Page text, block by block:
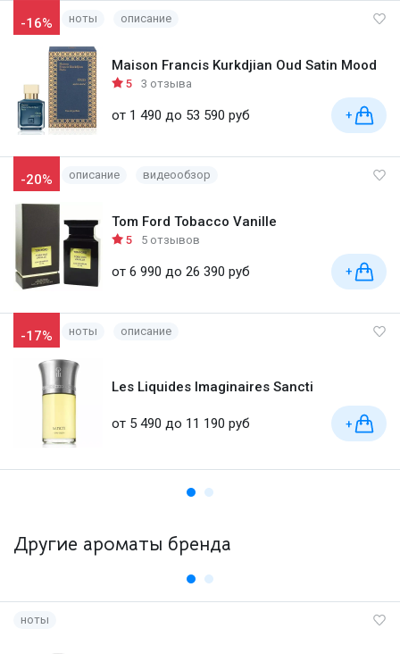
-16% ноты описание
Maison Francis Kurkdjian Oud Satin Mood
5 3 отзыва
от 1 490 до 53 590 руб +
-20% описание видеообзор
Tom Ford Tobacco Vanille
5 5 отзывов
от 6 990 до 26 390 руб +
-17% ноты описание
Les Liquides Imaginaires Sancti
от 5 490 до 11 190 руб +
Другие ароматы бренда
ноты